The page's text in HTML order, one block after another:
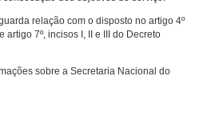
relação com o disposto no artigo 4º
artigo 7º, incisos I, II e III do Decreto
sobre a Secretaria Nacional do